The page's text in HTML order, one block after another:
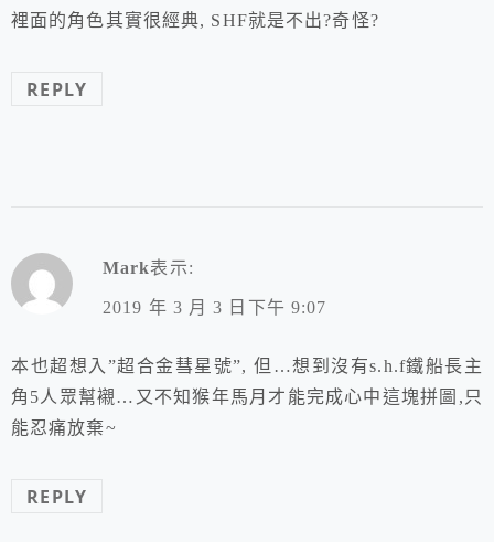
裡面的角色其實很經典, SHF就是不出?奇怪?
REPLY
Mark表示:
2019 年 3 月 3 日下午 9:07
本也超想入”超合金彗星號”, 但…想到沒有s.h.f鐵船長主
角5人眾幫襯…又不知猴年馬月才能完成心中這塊拼圖,只
能忍痛放棄~
REPLY